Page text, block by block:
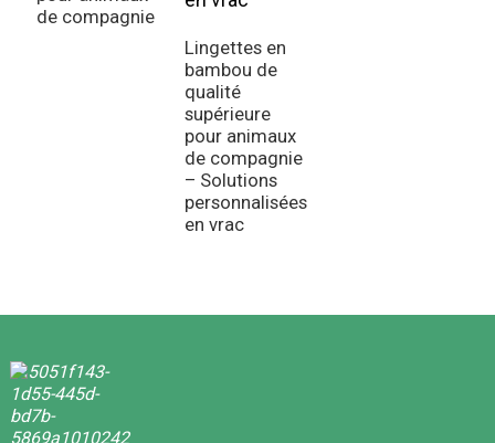
de compagnie
Lingettes en
bambou de
qualité
supérieure
pour animaux
de compagnie
– Solutions
personnalisées
en vrac